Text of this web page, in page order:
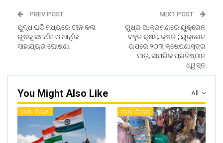
PREV POST
ଯୁଦ୍ଧ ଘଡି ମଧ୍ୟରେ ଚୀନ କଲା
ରୁଷକୁ ସମର୍ଥନ ଓ ଆର୍ଥିକ
ସାହାଯ୍ୟର ଘୋଷଣା
NEXT POST
ରୁଷ୍‌ର ଆକ୍ରମଣରେ ୟୁକ୍ରେନ
ବହୁତ କ୍ଷୟ କ୍ଷତି ; ୟୁକ୍ରେନ
ଉପ‌ରେ ୨୦୩ କ୍ଷେପଣାସ୍ତ୍ର
ମାଡ଼, ସାମରିକ ପ୍ରତିଷ୍ଠାନ
ଧ୍ୱସ୍ତ
All
You Might Also Like
ଦେଶ- ବିଦେଶ ଦେଶ- ବିଦେଶ